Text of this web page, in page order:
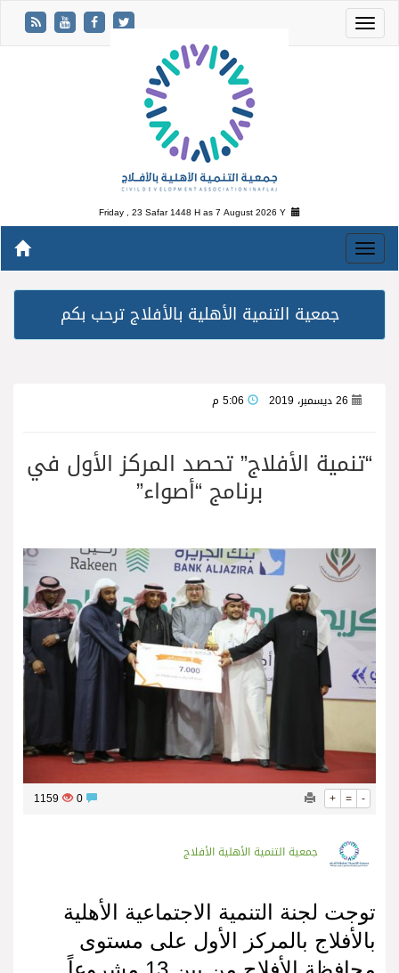
Friday , 23 Safar 1448 H as7 August 2026 Y
جمعية التنمية الأهلية بالأفلاج ترحب بكم
26 ديسمبر، 2019
“تنمية الأفلاج” تحصد المركز الأول في
برنامج “أصواء”
+ = -
1159
جمعية التنمية الأهلية الأفلاج
توجت لجنة التنمية الاجتماعية الأهلية
بالأفلاج بالمركز الأول على مستوى